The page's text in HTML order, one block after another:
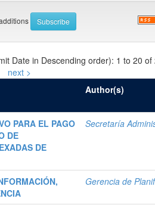
Date in Descending order): 1 to 20 of
next >
Author(s)
PARA EL PAGO
DE
DE
Secretaría
Gerencia de